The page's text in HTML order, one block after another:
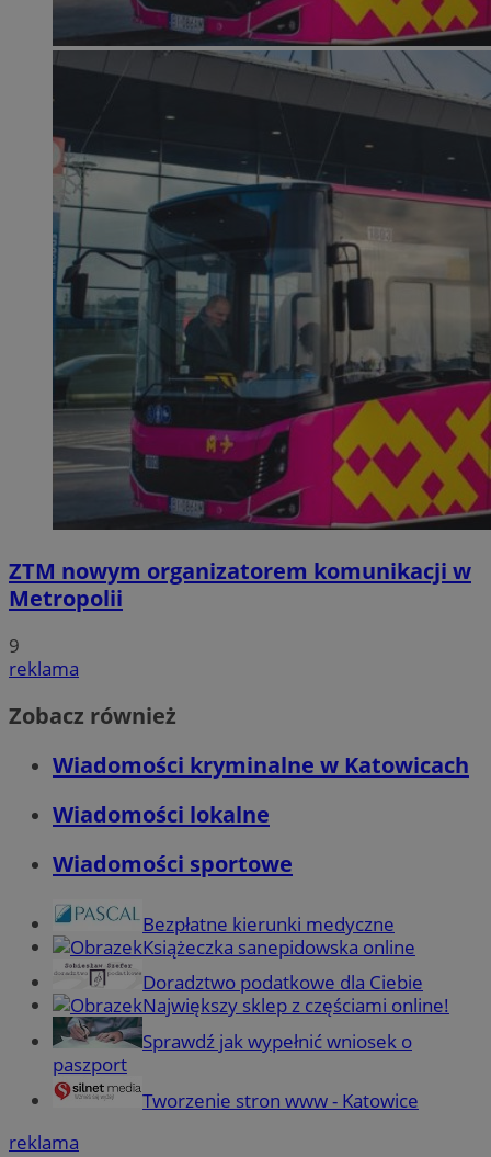
ZTM nowym organizatorem komunikacji w
Metropolii
9
reklama
Zobacz również
Wiadomości kryminalne w Katowicach
Wiadomości lokalne
Wiadomości sportowe
Bezpłatne kierunki medyczne
Książeczka sanepidowska online
Doradztwo podatkowe dla Ciebie
Największy sklep z częściami online!
Sprawdź jak wypełnić wniosek o
paszport
Tworzenie stron www - Katowice
reklama